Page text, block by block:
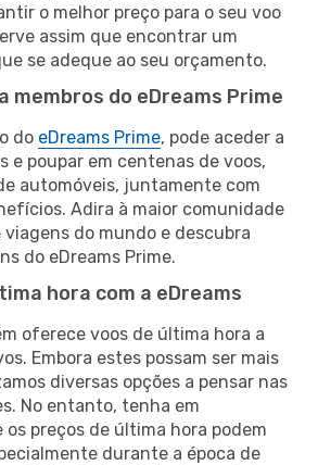
o melhor preço para o seu voo
assim que encontrar um
se adeque ao seu orçamento.
membros do eDreams Prime
do eDreams Prime, pode aceder a
e poupar em centenas de voos,
automóveis, juntamente com
Adira à maior comunidade
viagens do mundo e descubra
do eDreams Prime.
hora com a eDreams
oferece voos de última hora a
Embora estes possam ser mais
diversas opções a pensar nas
No entanto, tenha em
os preços de última hora podem
durante a época de